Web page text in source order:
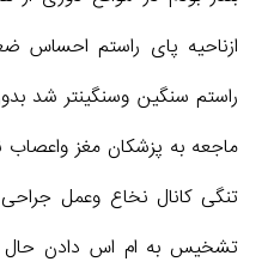
ازناحیه پای راستم احساس
راستم سنگین وسنگینتر شد
ماجعه به پزشکان مغز
تنگی کانال نخاع وعمل جراحی
تشخیس به ام اس دادن